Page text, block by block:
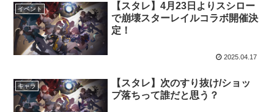
イベント
【スタレ】4月23日よりスシロー
で崩壊スターレイルコラボ開催決
定！
2025.04.17
キャラ
【スタレ】次のすり抜け/ショッ
プ落ちって誰だと思う？